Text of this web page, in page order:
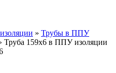
» Трубы в ППУ
Труба 159х6 в ППУ изоляции